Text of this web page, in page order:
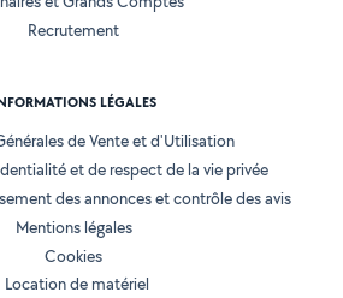
Recrutement
LÉGALES
de Vente et d'Utilisation
et de respect de la vie privée
des annonces et contrôle des avis
Mentions légales
Cookies
Location de matériel